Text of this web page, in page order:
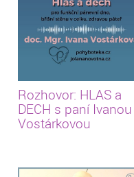
Rozhovor: HLAS a
DECH s paní Ivanou
Vostárkovou